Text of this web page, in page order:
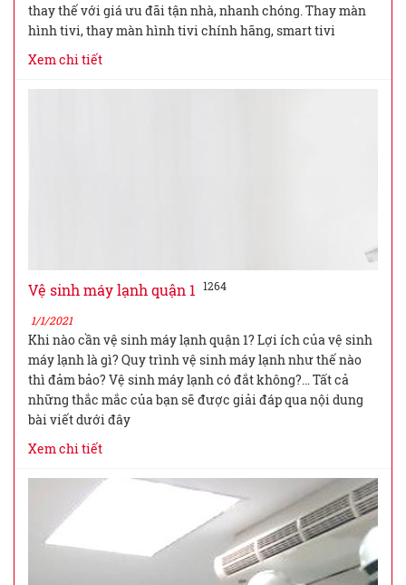
thay thế với giá ưu đãi tận nhà, nhanh chóng. Thay màn
hình tivi, thay màn hình tivi chính hãng, smart tivi
Xem chi tiết
Vệ sinh máy lạnh quận 1 1264
1/1/2021
Khi nào cần vệ sinh máy lạnh quận 1? Lợi ích của vệ sinh
máy lạnh là gì? Quy trình vệ sinh máy lạnh như thế nào
thì đảm bảo? Vệ sinh máy lạnh có đắt không?… Tất cả
những thắc mắc của bạn sẽ được giải đáp qua nội dung
bài viết dưới đây
Xem chi tiết